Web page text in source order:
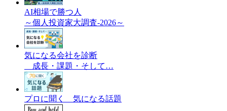
AI相場で勝つ人
～個人投資家大調査-2026～
気になる会社を診断
成長・課題・そして…
プロに聞く 気になる話題